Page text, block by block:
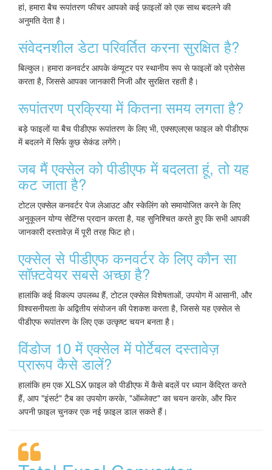
हां, हमारा बैच रूपांतरण फीचर आपको कई फ़ाइलों को एक साथ बदलने की
अनुमति देता है।
संवेदनशील डेटा परिवर्तित करना सुरक्षित है?
बिल्कुल। हमारा कनवर्टर आपके कंप्यूटर पर स्थानीय रूप से फाइलों को प्रोसेस
करता है, जिससे आपका जानकारी निजी और सुरक्षित रहती है।
रूपांतरण प्रक्रिया में कितना समय लगता है?
बड़े फाइलों या बैच पीडीएफ रूपांतरण के लिए भी, एक्सएलएस फाइल को पीडीएफ
में बदलने में सिर्फ कुछ सेकंड लगेंगे।
जब मैं एक्सेल को पीडीएफ में बदलता हूं, तो यह
कट जाता है?
टोटल एक्सेल कनवर्टर पेज लेआउट और स्केलिंग को समायोजित करने के लिए
अनुकूलन योग्य सेटिंग्स प्रदान करता है, यह सुनिश्चित करते हुए कि सभी आपकी
जानकारी दस्तावेज़ में पूरी तरह फिट हो।
एक्सेल से पीडीएफ कनवर्टर के लिए कौन सा
सॉफ़्टवेयर सबसे अच्छा है?
हालांकि कई विकल्प उपलब्ध हैं, टोटल एक्सेल विशेषताओं, उपयोग में आसानी, और
विश्वसनीयता के अद्वितीय संयोजन की पेशकश करता है, जिससे यह एक्सेल से
पीडीएफ रूपांतरण के लिए एक उत्कृष्ट चयन बनता है।
विंडोज 10 में एक्सेल में पोर्टेबल दस्तावेज़
प्रारूप कैसे डालें?
हालांकि हम एक XLSX फ़ाइल को पीडीएफ में कैसे बदलें पर ध्यान केंद्रित करते
हैं, आप "इंसर्ट" टैब का उपयोग करके, "ऑब्जेक्ट" का चयन करके, और फिर
अपनी फ़ाइल चुनकर एक नई फ़ाइल डाल सकते हैं।